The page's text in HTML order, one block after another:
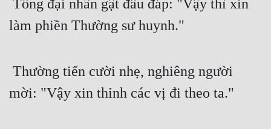
làm phiền Thường sư huynh."
mời: "Vậy xin thỉnh các vị đi theo ta."